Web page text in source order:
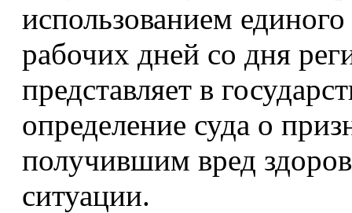
использованием
рабочих дней со дня
представляет в
определение суда о
получившим вред
ситуации.